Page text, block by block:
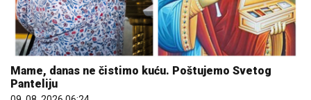
Mame, danas ne čistimo kuću. Poštujemo Svetog
Panteliju